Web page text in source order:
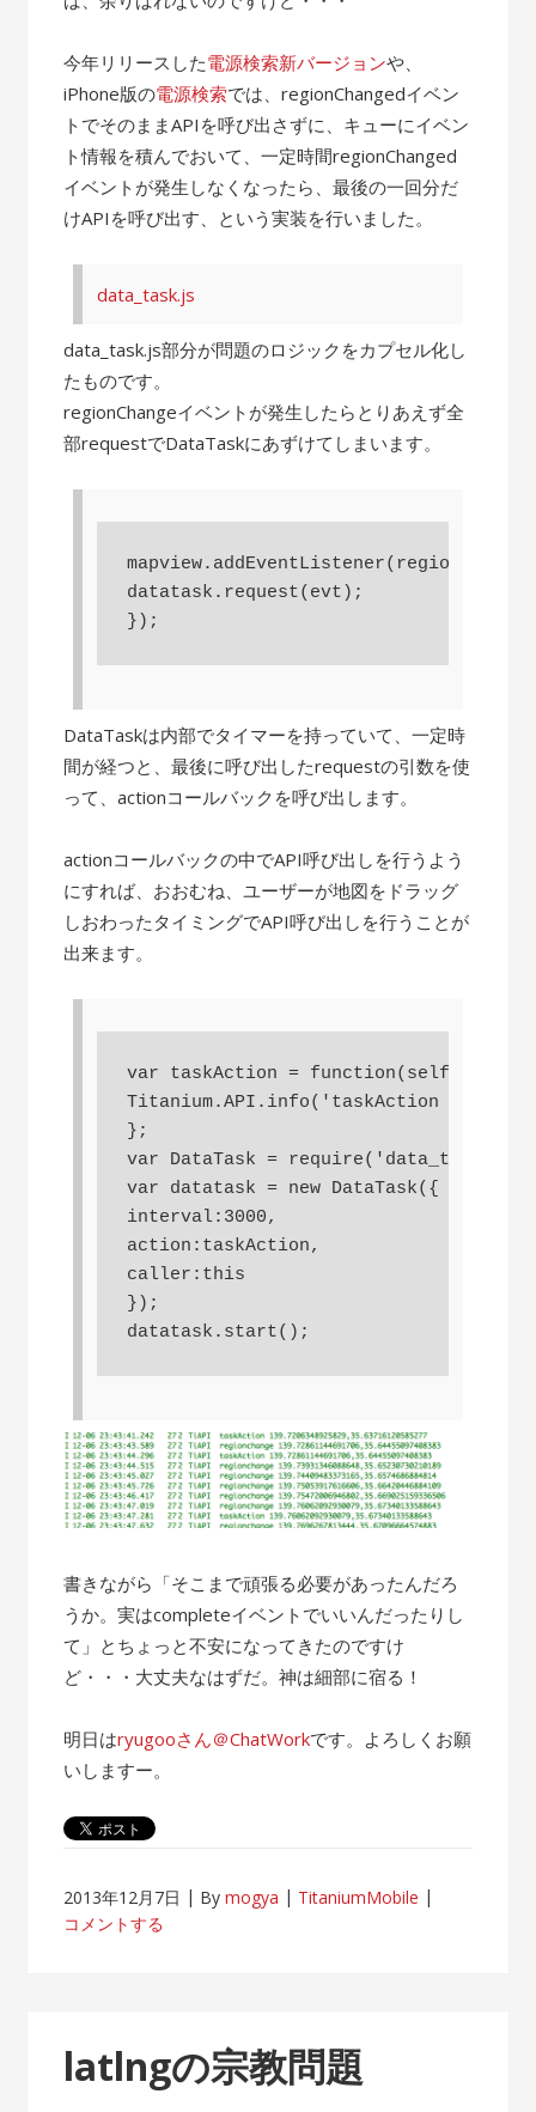
今年リリースした電源検索新バージョンや、
iPhone版の電源検索では、regionChangedイベン
トでそのままAPIを呼び出さずに、キューにイベン
ト情報を積んでおいて、一定時間regionChanged
イベントが発生しなくなったら、最後の一回分だ
けAPIを呼び出す、という実装を行いました。
data_task.js
data_task.js部分が問題のロジックをカプセル化し
たものです。
regionChangeイベントが発生したらとりあえず全
部requestでDataTaskにあずけてしまいます。
datatask.request(evt);
DataTaskは内部でタイマーを持っていて、一定時
間が経つと、最後に呼び出したrequestの引数を使
って、actionコールバックを呼び出します。
actionコールバックの中でAPI呼び出しを行うよう
にすれば、おおむね、ユーザーが地図をドラッグ
しおわったタイミングでAPI呼び出しを行うことが
出来ます。
var taskAction = function(self,evt){
Titanium.API.info('taskAction
};
var DataTask = require('data_task');
var datatask = new DataTask({
interval:3000,
action:taskAction,
caller:this
});
書きながら「そこまで頑張る必要があったんだろ
うか。実はcompleteイベントでいいんだったりし
て」とちょっと不安になってきたのですけ
ど・・・大丈夫なはずだ。神は細部に宿る！
明日はryugooさん＠ChatWorkです。よろしくお願
いしますー。
2013年12月7日 Bymogya
TitaniumMobile
コメントする
latlngの宗教問題